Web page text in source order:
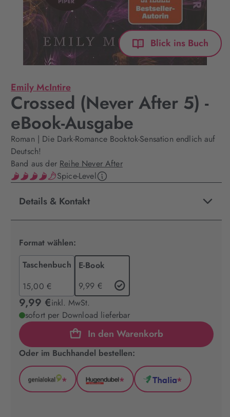
Blick ins Buch
Emily McIntire
Crossed (Never After 5) -
eBook-Ausgabe
Roman | Die Dark-Romance Booktok-Sensation endlich auf
Deutsch!
Band aus der Reihe Never After
Spice-Level
Details & Kontakt
Format wählen:
Taschenbuch
15,00 €
E-Book
9,99 €
9,99 €inkl. MwSt.
sofort per Download lieferbar
In den Warenkorb
Oder im Buchhandel bestellen:
GenialLokal
*
Hugendubel
*
Thalia
*